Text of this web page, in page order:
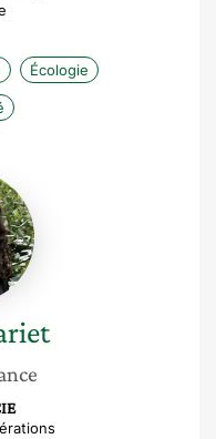
Écologie